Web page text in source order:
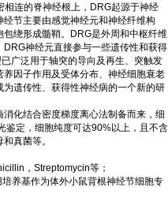
连的脊神经根上，DRG起源于神经
节主要由感觉神经元和神经纤维构
绕形成髓鞘。DRG是外周和中枢纤维
神经元直接参与一些遗传性和获得
广泛用于轴突的导向及再生、突触发
因子作用及受体分布、神经细胞衰老
遗传性、获得性神经病的一个新的研
化结合密度梯度离心法制备而来，细
鉴定，细胞纯度可达90%以上，且不含
真菌等。
，Streptomycin等；
养基作为体外小鼠背根神经节细胞专